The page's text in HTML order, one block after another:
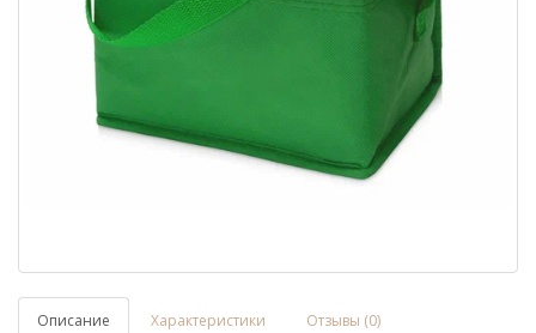
Описание Характеристики Отзывы (0)